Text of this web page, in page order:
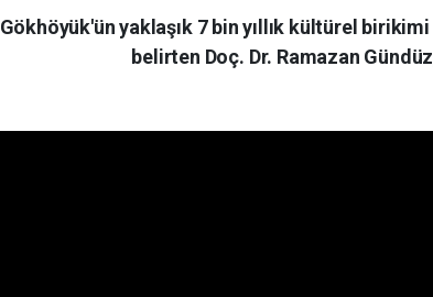
Gökhöyük'ün yaklaşık 7 bin yıllık kültürel birikimi
belirten Doç. Dr. Ramazan